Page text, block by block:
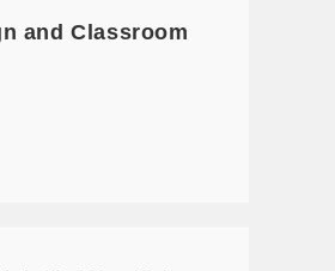
and Classroom